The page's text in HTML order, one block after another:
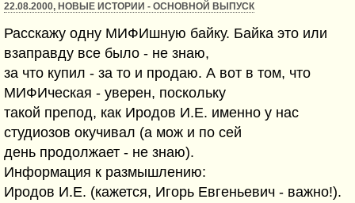
22.08.2000, НОВЫЕ ИСТОРИИ - ОСНОВНОЙ ВЫПУСК
Расскажу одну МИФИшную байку. Байка это или
взаправду все было - не знаю,
за что купил - за то и продаю. А вот в том, что
МИФИческая - уверен, поскольку
такой препод, как Иродов И.Е. именно у нас
студиозов окучивал (а мож и по сей
день продолжает - не знаю).
Информация к размышлению:
Иродов И.Е. (кажется, Игорь Евгеньевич - важно!).